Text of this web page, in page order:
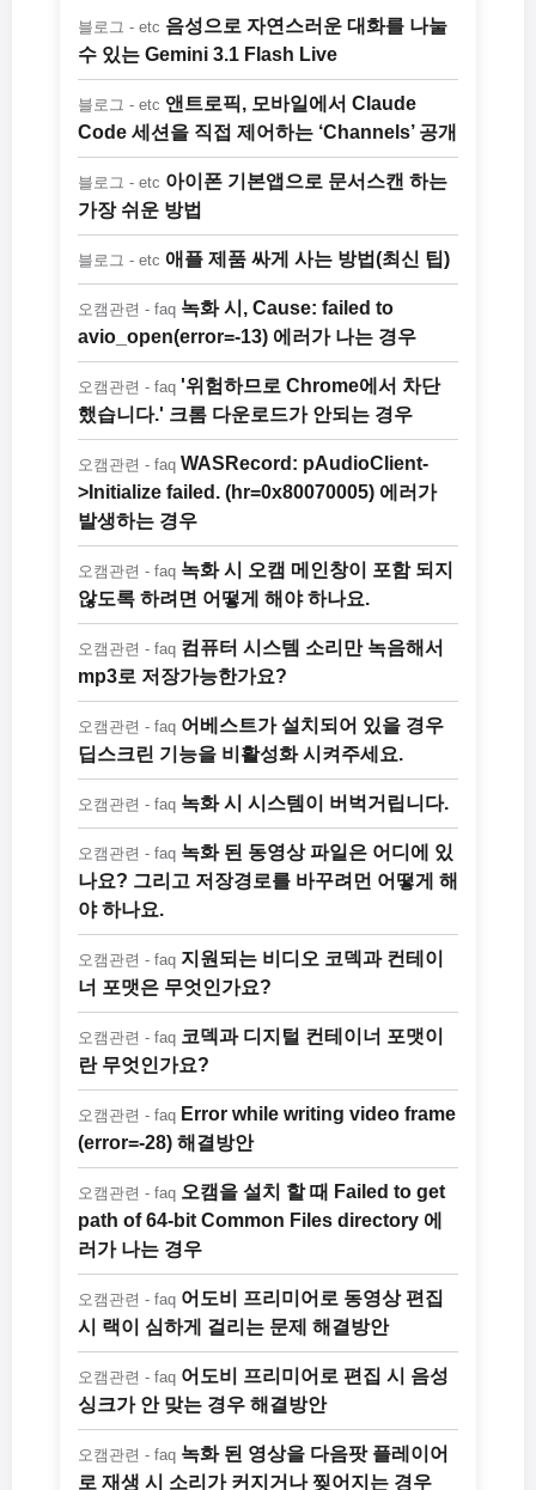
블로그 - etc 음성으로 자연스러운 대화를 나눌
수 있는 Gemini 3.1 Flash Live
블로그 - etc 앤트로픽, 모바일에서 Claude
Code 세션을 직접 제어하는 ‘Channels’ 공개
블로그 - etc 아이폰 기본앱으로 문서스캔 하는
가장 쉬운 방법
블로그 - etc 애플 제품 싸게 사는 방법(최신 팁)
오캠관련 - faq 녹화 시, Cause: failed to
avio_open(error=-13) 에러가 나는 경우
오캠관련 - faq '위험하므로 Chrome에서 차단
했습니다.' 크롬 다운로드가 안되는 경우
오캠관련 - faq WASRecord: pAudioClient-
>Initialize failed. (hr=0x80070005) 에러가
발생하는 경우
오캠관련 - faq 녹화 시 오캠 메인창이 포함 되지
않도록 하려면 어떻게 해야 하나요.
오캠관련 - faq 컴퓨터 시스템 소리만 녹음해서
mp3로 저장가능한가요?
오캠관련 - faq 어베스트가 설치되어 있을 경우
딥스크린 기능을 비활성화 시켜주세요.
오캠관련 - faq 녹화 시 시스템이 버벅거립니다.
오캠관련 - faq 녹화 된 동영상 파일은 어디에 있
나요? 그리고 저장경로를 바꾸려먼 어떻게 해
야 하나요.
오캠관련 - faq 지원되는 비디오 코덱과 컨테이
너 포맷은 무엇인가요?
오캠관련 - faq 코덱과 디지털 컨테이너 포맷이
란 무엇인가요?
오캠관련 - faq Error while writing video frame
(error=-28) 해결방안
오캠관련 - faq 오캠을 설치 할 때 Failed to get
path of 64-bit Common Files directory 에
러가 나는 경우
오캠관련 - faq 어도비 프리미어로 동영상 편집
시 랙이 심하게 걸리는 문제 해결방안
오캠관련 - faq 어도비 프리미어로 편집 시 음성
싱크가 안 맞는 경우 해결방안
오캠관련 - faq 녹화 된 영상을 다음팟 플레이어
로 재생 시 소리가 커지거나 찢어지는 경우